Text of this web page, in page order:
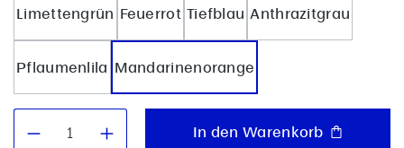
Limettengrün Feuerrot Tiefblau Anthrazitgrau
Pflaumenlila Mandarinenorange
Produkt Anzahl: Gib denIn den Warenkorb